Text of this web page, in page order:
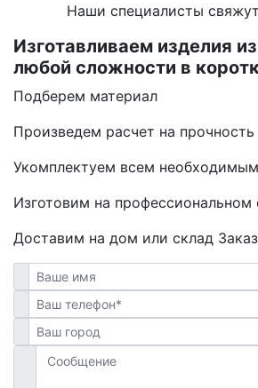
Наши специалисты
Изготавливаем изделия
любой сложности в
Подберем материал
Произведем расчет на прочность
Укомплектуем всем необходимым
Изготовим на профессиональном
Доставим на дом или склад